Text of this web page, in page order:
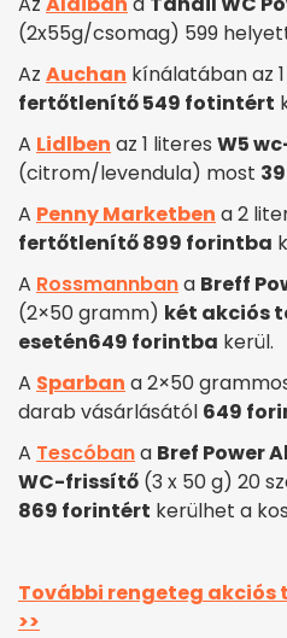
(2x55g/csomag) 599
Az Auchan kínálatában az
fertőtlenítő 549 fotintért
A Lidlben az 1 literes W5
(citrom/levendula) most
A Penny Marketben a 2
fertőtlenítő 899 forintba
A Rossmannbana Breff
(2×50 gramm) két akciós
esetén649 forintba kerül.
A Sparban a 2×50
darab vásárlásától 649
A Tescóbana Bref Power
WC-frissítő (3 x 50 g) 20
869 forintért kerülhet a
További rengeteg akciós
>>